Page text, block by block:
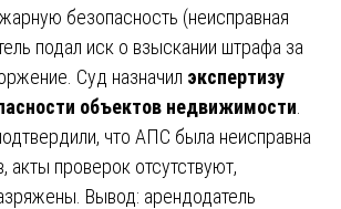
безопасность (неисправная
подал иск о взыскании штрафа за
Суд назначил экспертизу
объектов недвижимости
что АПС была неисправна
акты проверок отсутствуют,
Вывод: арендодатель